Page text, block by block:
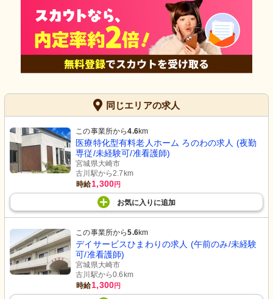
同じエリアの求人
この事業所から4.6km
医療特化型有料老人ホーム ろのわの求人 (夜勤
専従/未経験可/准看護師)
宮城県大崎市
古川駅から2.7km
時給1,300円
お気に入り に追加
この事業所から5.6km
デイサービスひまわりの求人 (午前のみ/未経験
可/准看護師)
宮城県大崎市
古川駅から0.6km
時給1,300円